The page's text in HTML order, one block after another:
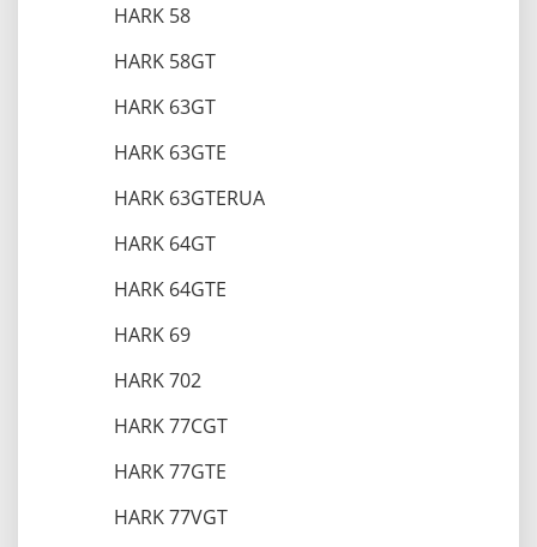
HARK 58
HARK 58GT
HARK 63GT
HARK 63GTE
HARK 63GTERUA
HARK 64GT
HARK 64GTE
HARK 69
HARK 702
HARK 77CGT
HARK 77GTE
HARK 77VGT